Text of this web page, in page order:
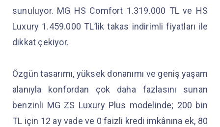
sunuluyor. MG HS Comfort 1.319.000 TL ve HS
Luxury 1.459.000 TL’lik takas indirimli fiyatları ile
dikkat çekiyor.
Özgün tasarımı, yüksek donanımı ve geniş yaşam
alanıyla konfordan çok daha fazlasını sunan
benzinli MG ZS Luxury Plus modelinde; 200 bin
TL için 12 ay vade ve 0 faizli kredi imkânına ek, 80